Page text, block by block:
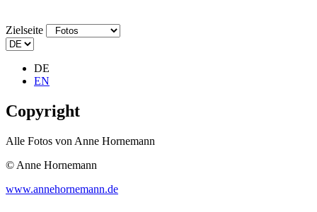
Zielseite
DE
EN
Copyright
Alle Fotos von Anne Hornemann
© Anne Hornemann
www.annehornemann.de